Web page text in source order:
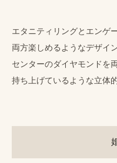
エタニティリングと​エンゲ
両方​楽しめるような​デザイ
センターの​ダイヤモンドを​
持ち上げているような​立体